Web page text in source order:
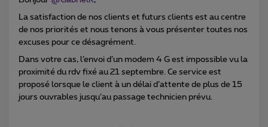
La satisfaction de nos clients et futurs clients est au centre
de nos priorités et nous tenons à vous présenter toutes nos
excuses pour ce désagrément.
Dans votre cas, l’envoi d’un modem 4 G est impossible vu la
proximité du rdv fixé au 21 septembre. Ce service est
proposé lorsque le client à un délai d’attente de plus de 15
jours ouvrables jusqu’au passage technicien prévu.